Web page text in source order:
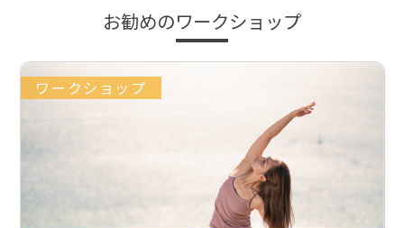
お勧めのワークショップ
ワークショップ